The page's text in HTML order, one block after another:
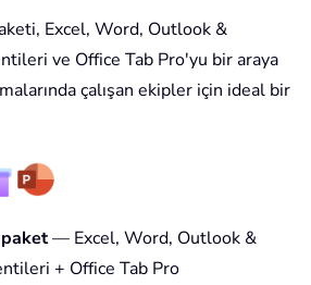
Excel, Word, Outlook &
ve Office Tab Pro'yu bir araya
çalışan ekipler için ideal bir
— Excel, Word, Outlook &
+ Office Tab Pro